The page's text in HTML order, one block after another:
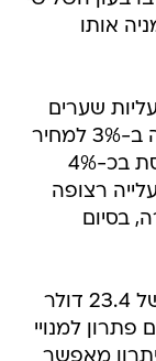
של 24 סנט למניה אותו
שערים
כאשר מובילות מניית צ'ק פוינט שעולה ב-3% למחיר
של 36.2 דולר, ומניית מרקורי שמטפסת בכ-4%
עלייה רצופה
בסיום
מניית קומברס עולה ב-2.3% למחיר של 23.4 דולר
למנויי